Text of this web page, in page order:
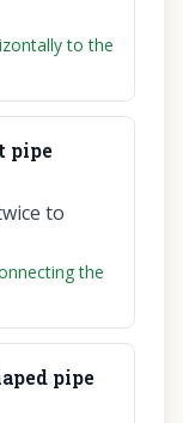
to the
pipe
to
the
pipe